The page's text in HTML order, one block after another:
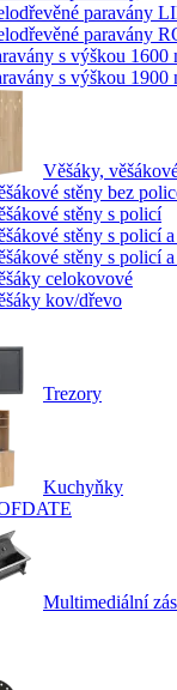
paravány
paravány
s výškou 1600
s výškou 1900
Věšáky,
stěny bez
stěny s policí
stěny s policí
stěny s policí
celokovové
kov/dřevo
Trezory
Kuchyňky
Multimediální